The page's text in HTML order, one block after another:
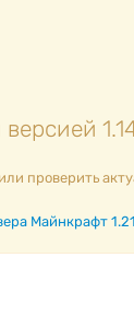
проверить
Майнкрафт